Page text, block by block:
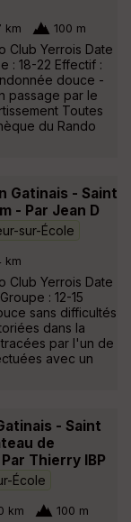
km 100 m
Club Yerrois Date
: 18-22 Effectif :
douce -
passage par le
Toutes
du Rando
Gatinais - Saint
- Par Jean D
sur-École
km
Club Yerrois Date
: 12-15
sans difficultés
dans la
par l'un de
avec un
- Saint
de
Thierry IBP
École
km 100 m